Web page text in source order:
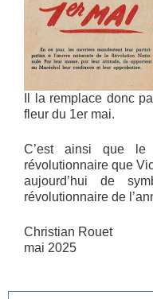
Il la remplace donc
fleur du 1er mai.
C’est ainsi que le
révolutionnaire que
aujourd’hui de
révolutionnaire de
Christian Rouet
mai 2025